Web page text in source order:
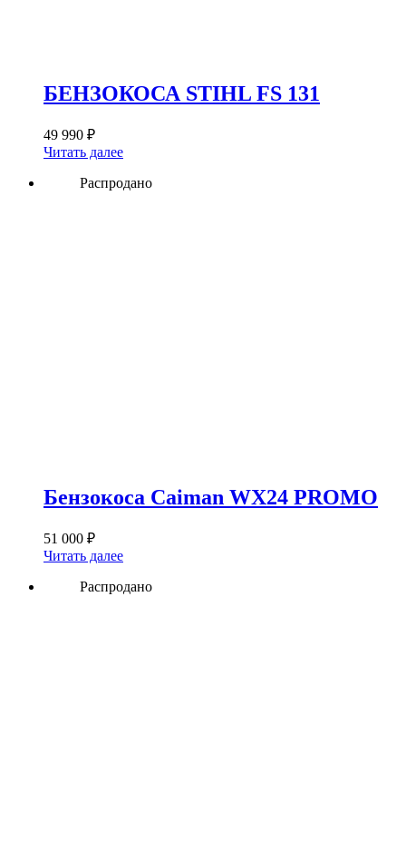
БЕНЗОКОСА STIHL FS 131
49 990 ₽
Читать далее
Распродано
Бензокоса Caiman WX24 PROMO
51 000 ₽
Читать далее
Распродано